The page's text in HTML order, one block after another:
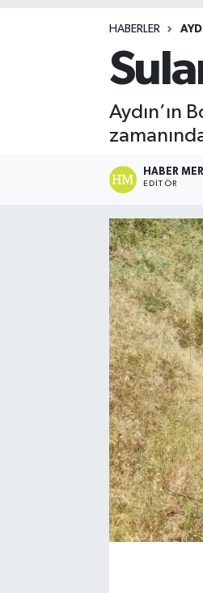
HABERLER
Aydın’ın
HABER
EDITÖR